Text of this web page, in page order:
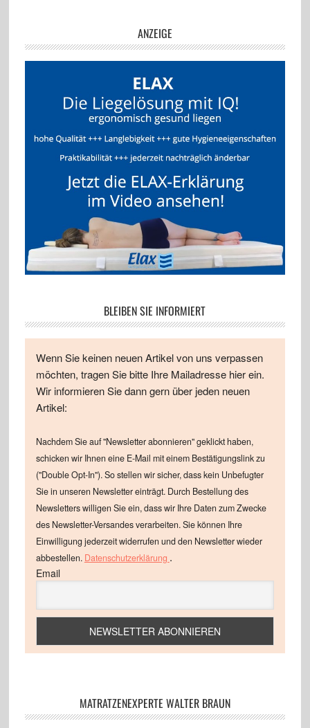
ANZEIGE
BLEIBEN SIE INFORMIERT
Wenn Sie keinen neuen Artikel von uns verpassen
möchten, tragen Sie bitte Ihre Mailadresse hier ein.
Wir informieren Sie dann gern über jeden neuen
Artikel:
Nachdem Sie auf "Newsletter abonnieren" geklickt haben,
schicken wir Ihnen eine E-Mail mit einem Bestätigungslink zu
("Double Opt-In"). So stellen wir sicher, dass kein Unbefugter
Sie in unseren Newsletter einträgt. Durch Bestellung des
Newsletters willigen Sie ein, dass wir Ihre Daten zum Zwecke
des Newsletter-Versandes verarbeiten. Sie können Ihre
Einwilligung jederzeit widerrufen und den Newsletter wieder
abbestellen. Datenschutzerklärung .
Email
MATRATZENEXPERTE WALTER BRAUN